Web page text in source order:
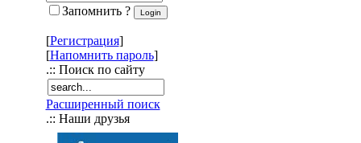
Запомнить ?
[Регистрация]
[Напомнить пароль]
.:: Поиск по сайту
Расширенный поиск
.:: Наши друзья